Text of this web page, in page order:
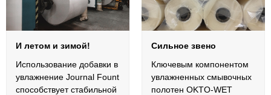
И летом и зимой!
Использование добавки в
увлажнение Journal Fount
способствует стабильной
Сильное звено
Ключевым компонентом
увлажненных смывочных
полотен OKTO-WET